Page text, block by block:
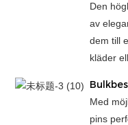
Den
av
dem till
kläder
Med
pins